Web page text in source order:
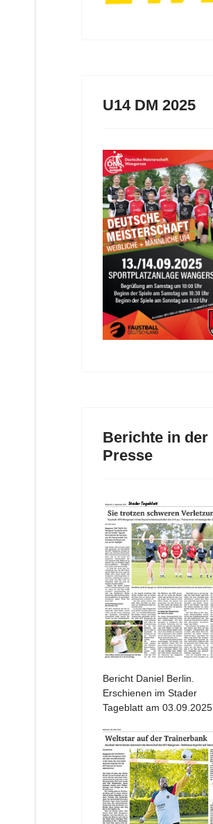
U14 DM 2025
Berichte in der
Presse
Bericht Daniel Berlin.
Erschienen im Stader
Tageblatt am 03.09.2025.